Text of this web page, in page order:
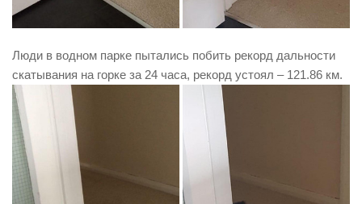
Люди в водном парке пытались побить рекорд дальности
скатывания на горке за 24 часа, рекорд устоял – 121.86 км.